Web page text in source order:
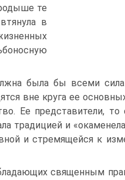
те
в
была бы всеми
вне круга ее
Ее представители, то
традицией и
и стремящейся к
священным